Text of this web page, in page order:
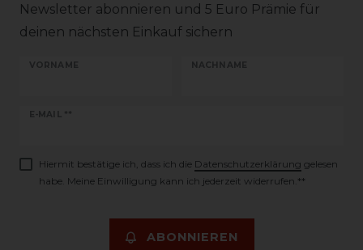
Newsletter abonnieren und 5 Euro Prämie für
deinen nächsten Einkauf sichern
VORNAME NACHNAME
E-MAIL **
Newsletter
Hiermit bestätige ich, dass ich die Daten­schutz­erklärung gelesen
habe. Meine Einwilligung kann ich jederzeit widerrufen.**
ABONNIEREN